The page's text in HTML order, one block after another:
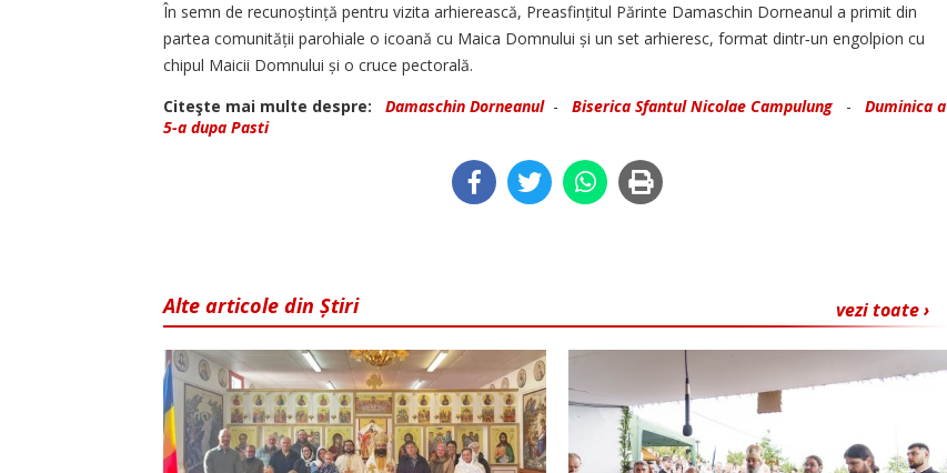
În semn de recunoștință pentru vizita arhierească, Preasfințitul Părinte Damaschin Dorneanul a primit din
partea comunității parohiale o icoană cu Maica Domnului și un set arhieresc, format dintr‑un engolpion cu
chipul Maicii Domnului și o cruce pectorală.
Citeşte mai multe despre:
Damaschin Dorneanul- Biserica Sfantul Nicolae Campulung - Duminica a
5-a dupa Pasti
vezi toate ›
Alte articole din Știri